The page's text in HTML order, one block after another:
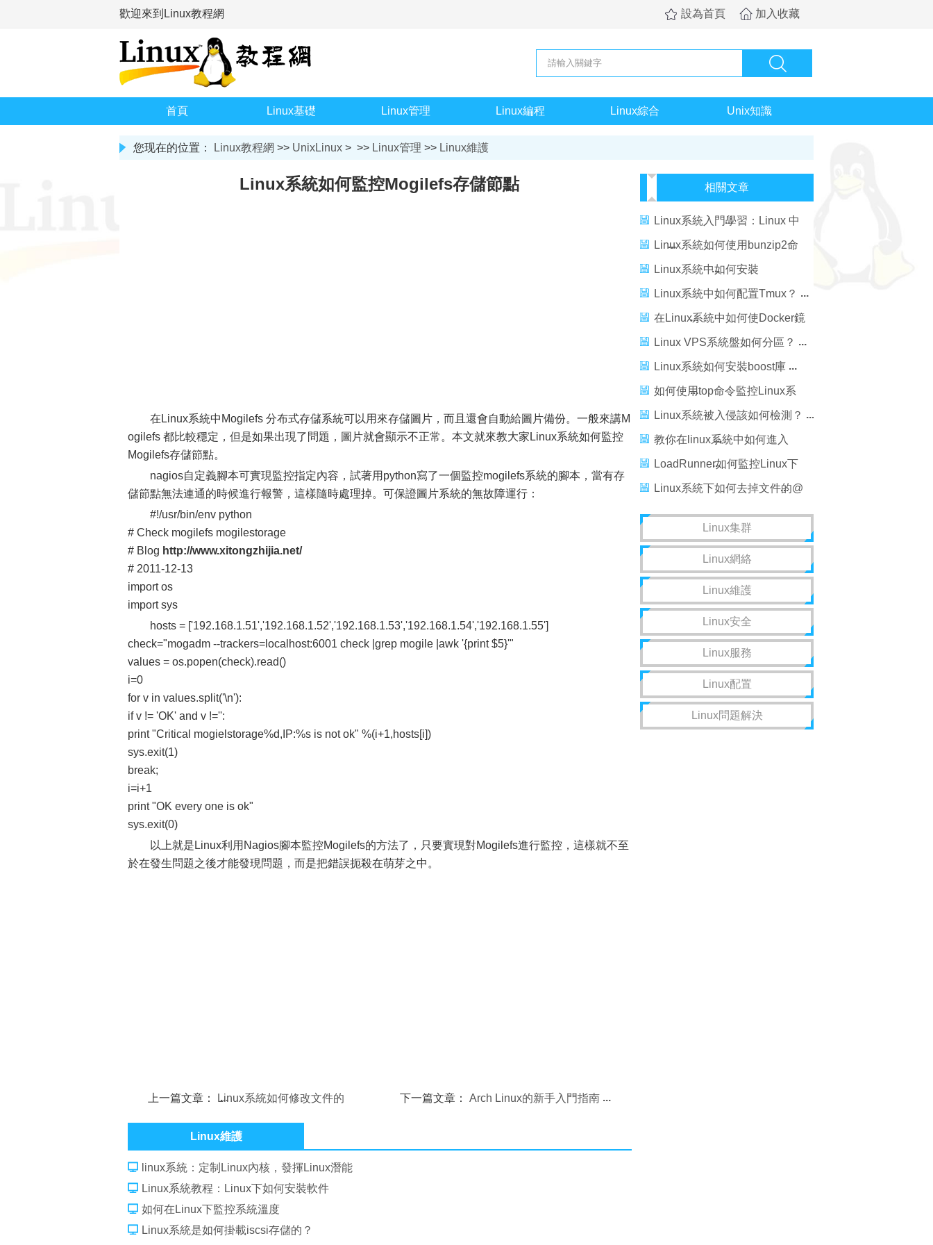
歡迎來到Linux教程網 設為首頁 加入收藏
首頁 Linux基礎 Linux管理 Linux編程 Linux綜合 Unix知識
您现在的位置： Linux教程網 >> UnixLinux > >> Linux管理 >> Linux維護
Linux系統如何監控Mogilefs存儲節點
在Linux系統中Mogilefs 分布式存儲系統可以用來存儲圖片，而且還會自動給圖片備份。一般來講M
ogilefs 都比較穩定，但是如果出現了問題，圖片就會顯示不正常。本文就來教大家Linux系統如何監控
Mogilefs存儲節點。
nagios自定義腳本可實現監控指定內容，試著用python寫了一個監控mogilefs系統的腳本，當有存
儲節點無法連通的時候進行報警，這樣隨時處理掉。可保證圖片系統的無故障運行：
#!/usr/bin/env python
# Check mogilefs mogilestorage
# Blog http://www.xitongzhijia.net/
# 2011-12-13
import os
import sys
hosts = ['192.168.1.51','192.168.1.52','192.168.1.53','192.168.1.54','192.168.1.55']
check="mogadm --trackers=localhost:6001 check |grep mogile |awk '{print $5}'"
values = os.popen(check).read()
i=0
for v in values.split('\n'):
if v != 'OK' and v !='':
print "Critical mogielstorage%d,IP:%s is not ok" %(i+1,hosts[i])
sys.exit(1)
break;
i=i+1
print "OK every one is ok"
sys.exit(0)
以上就是Linux利用Nagios腳本監控Mogilefs的方法了，只要實現對Mogilefs進行監控，這樣就不至
於在發生問題之後才能發現問題，而是把錯誤扼殺在萌芽之中。
上一篇文章：
Linux系統如何修改文件的
下一篇文章： Arch Linux的新手入門指南
Linux維護
linux系統：定制Linux內核，發揮Linux潛能
Linux系統教程：Linux下如何安裝軟件
如何在Linux下監控系統溫度
Linux系統是如何掛載iscsi存儲的？
相關文章
Linux系統入門學習：Linux 中
如何安裝 7zip
Linux系統如何使用bunzip2命
令
Linux系統中如何安裝
JITwatch？
Linux系統中如何配置Tmux？
在Linux系統中如何使Docker鏡
像變小
Linux VPS系統盤如何分區？
Linux系統如何安裝boost庫
如何使用top命令監控Linux系
統性能
Linux系統被入侵該如何檢測？
教你在linux系統中如何進入
linux命令行
LoadRunner如何監控Linux下
的系統資源
Linux系統下如何去掉文件的@
屬性，linux系統去掉屬性
Linux集群
Linux網絡
Linux維護
Linux安全
Linux服務
Linux配置
Linux問題解決